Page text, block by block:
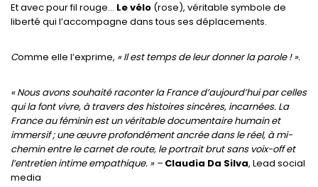
Et avec pour fil rouge… Le vélo (rose), véritable symbole de
liberté qui l’accompagne dans tous ses déplacements.
Comme elle l’exprime, « Il est temps de leur donner la parole ! ».
« Nous avons souhaité raconter la France d’aujourd’hui par celles
qui la font vivre, à travers des histoires sincères, incarnées. La
France au féminin est un véritable documentaire humain et
immersif ; une œuvre profondément ancrée dans le réel, à mi-
chemin entre le carnet de route, le portrait brut sans voix-off et
l’entretien intime empathique. » – Claudia Da Silva, Lead social
media